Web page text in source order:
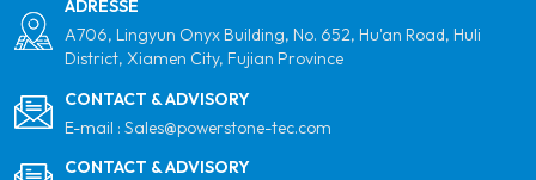
ADRESSE
A706, Lingyun Onyx Building, No. 652, Hu'an Road, Huli
District, Xiamen City, Fujian Province
CONTACT & ADVISORY
E-mail : Sales@powerstone-tec.com
CONTACT & ADVISORY